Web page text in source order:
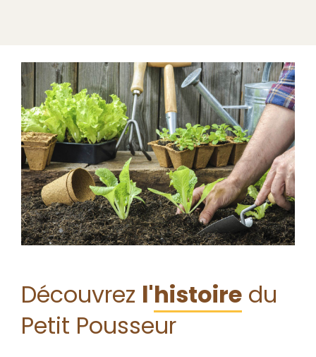
Découvrez l'histoire du
Petit Pousseur